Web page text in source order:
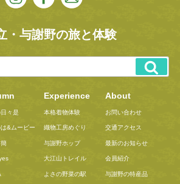
・与謝野の旅と体験
々是
&ムービー
Experience
本格着物体験
織物工房めぐり
与謝野ホップ
大江山トレイル
よさの野菜の駅
About
お問い合わせ
交通アクセス
最新のお知らせ
会員紹介
与謝野の特産品